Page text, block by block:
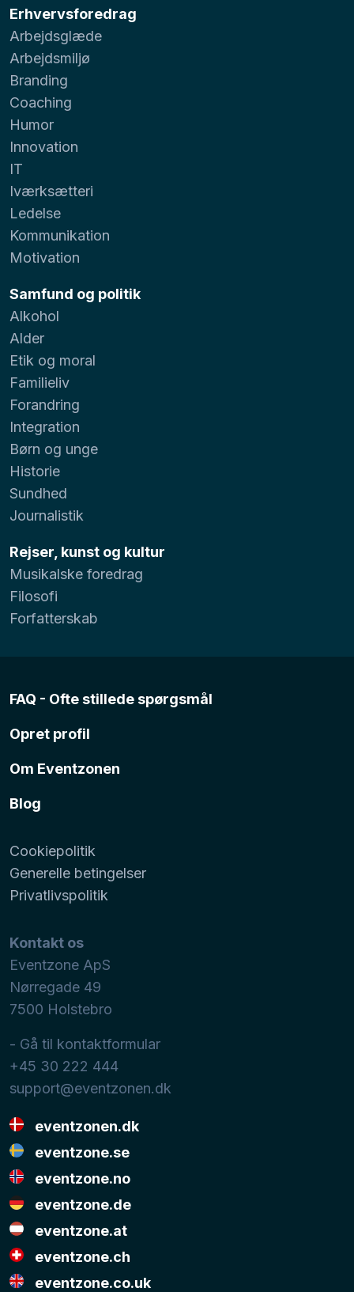
Erhvervsforedrag
Arbejdsglæde
Arbejdsmiljø
Branding
Coaching
Humor
Innovation
IT
Iværksætteri
Ledelse
Kommunikation
Motivation
Samfund og politik
Alkohol
Alder
Etik og moral
Familieliv
Forandring
Integration
Børn og unge
Historie
Sundhed
Journalistik
Rejser, kunst og kultur
Musikalske foredrag
Filosofi
Forfatterskab
FAQ - Ofte stillede spørgsmål
Opret profil
Om Eventzonen
Blog
Cookiepolitik
Generelle betingelser
Privatlivspolitik
Kontakt os
Eventzone ApS
Nørregade 49
7500 Holstebro
- Gå til kontaktformular
+45 30 222 444
support@eventzonen.dk
eventzonen.dk
eventzone.se
eventzone.no
eventzone.de
eventzone.at
eventzone.ch
eventzone.co.uk